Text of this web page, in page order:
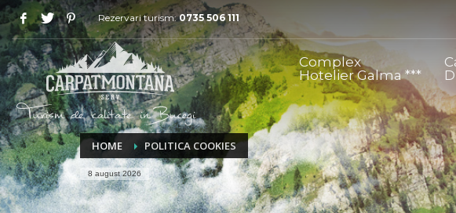
Player
video
Rezervari turism:0735 506 111
Complex
Hotelier Galma ***
HOME POLITICA COOKIES
8 august 2026